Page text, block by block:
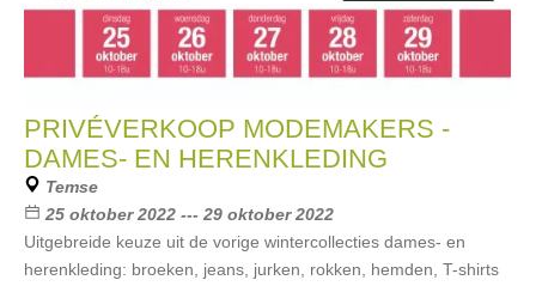
PRIVÉVERKOOP MODEMAKERS -
DAMES- EN HERENKLEDING
Temse
25 oktober 2022 --- 29 oktober 2022
Uitgebreide keuze uit de vorige wintercollecties dames- en
herenkleding: broeken, jeans, jurken, rokken, hemden, T-shirts